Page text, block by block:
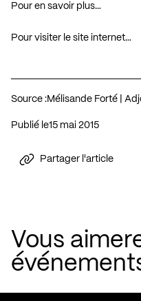
Pour en savoir plus…
Pour visiter le site internet…
Source :Mélisande Forté |
Publié le 15 mai 2015
Partager l'article
Vous